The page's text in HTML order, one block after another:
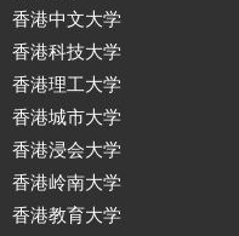
香港中文大学
香港科技大学
香港理工大学
香港城市大学
香港浸会大学
香港岭南大学
香港教育大学